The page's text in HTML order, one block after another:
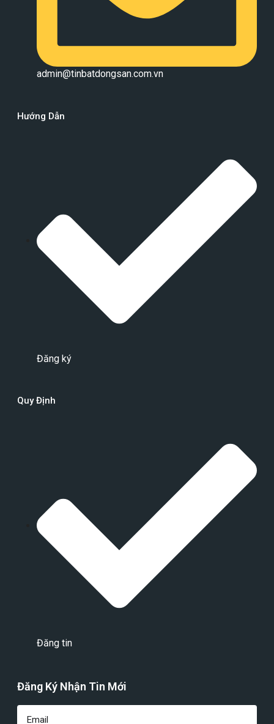
admin@tinbatdongsan.com.vn
Hướng Dẫn
Đăng ký
Quy Định
Đăng tin
Đăng Ký Nhận Tin Mới